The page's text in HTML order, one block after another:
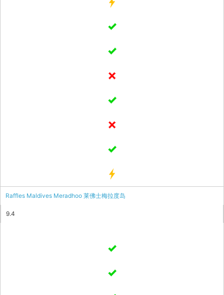
Raffles Maldives Meradhoo 莱佛士梅拉度岛
9.4